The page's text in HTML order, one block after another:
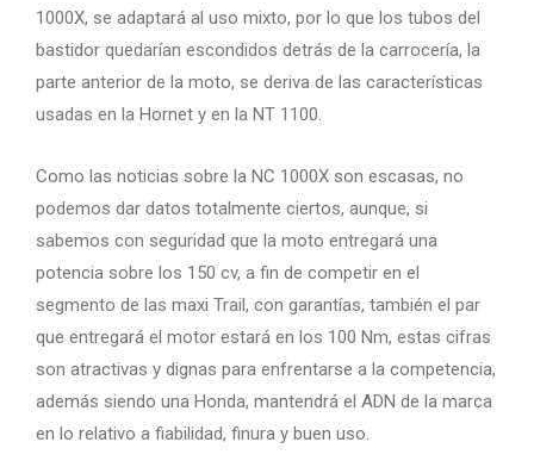
1000X, se adaptará al uso mixto, por lo que los tubos del
bastidor quedarían escondidos detrás de la carrocería, la
parte anterior de la moto, se deriva de las características
usadas en la Hornet y en la NT 1100.
Como las noticias sobre la NC 1000X son escasas, no
podemos dar datos totalmente ciertos, aunque, si
sabemos con seguridad que la moto entregará una
potencia sobre los 150 cv, a fin de competir en el
segmento de las maxi Trail, con garantías, también el par
que entregará el motor estará en los 100 Nm, estas cifras
son atractivas y dignas para enfrentarse a la competencia,
además siendo una Honda, mantendrá el ADN de la marca
en lo relativo a fiabilidad, finura y buen uso.